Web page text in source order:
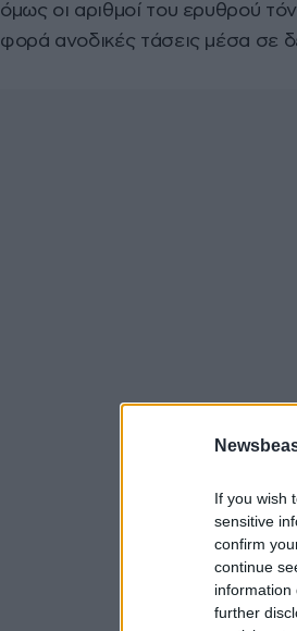
If you wish
sensitive
confirm
continue
information
further
όμως οι αριθμοί του ερυθρού
φορά ανοδικές τάσεις μέσα σε